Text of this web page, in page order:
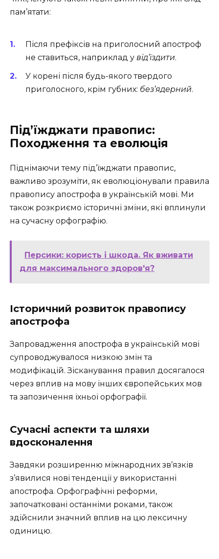
пам’ятати:
Після префіксів на приголосний апостроф
не ставиться, наприклад у від’їздити.
У корені після будь-якого твердого
приголосного, крім губних: без’ядерний.
Під’їжджати правопис:
Походження та еволюція
Піднімаючи тему під’їжджати правопис,
важливо зрозуміти, як еволюціонували правила
правопису апострофа в українській мові. Ми
також розкриємо історичні зміни, які вплинули
на сучасну орфографію.
Персики: користь і шкода. Як вживати
для максимального здоров'я?
Історичний розвиток правопису
апострофа
Запровадження апострофа в українській мові
супроводжувалося низкою змін та
модифікацій. Зісканування правил досягалося
через вплив на мову інших європейських мов
та запозичення їхньої орфографії.
Сучасні аспекти та шляхи
вдосконалення
Завдяки розширенню міжнародних зв’язків
з’явилися нові тенденції у використанні
апострофа. Орфографічні реформи,
започатковані останніми роками, також
здійснили значний вплив на цю лексичну
одиницю.